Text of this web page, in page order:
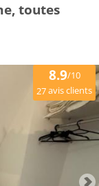
toutes
8.9/10
27avis clients